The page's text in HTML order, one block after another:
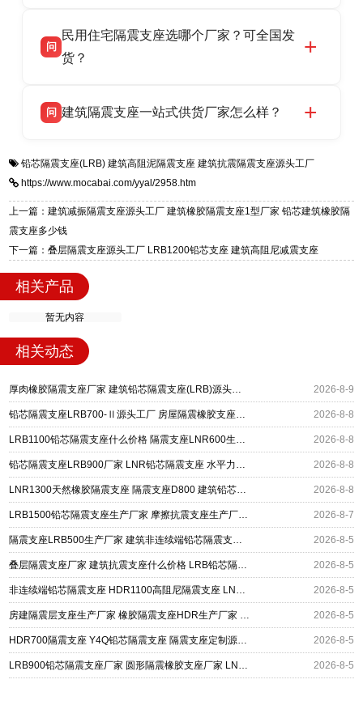
货，厂家电话：13323182312，地址迎宾大街 9
号北方工业基地。
高新区北方工业基地迎宾大街 9 号，是专业隔震
支座源头工厂，生产 LRB 铅芯、LNR 天然、
问
民用住宅隔震支座选哪个厂家？可全国发
货？
适用于民用住宅隔震工程，实体工厂现货充足，
震支座，电话：13323182312，地址：衡水高新
区迎宾大街 9 号。
问 建筑隔震支座一站式供货厂家怎么样？
一站式供货厂家，拥有多年行业生产经验，国标
标准生产 LRB/LNR/HDR/FPS 全系列支座，资
质、检测报告完备，提供选型、深化、供货、安
装指导全套服务，厂址衡水高新区北方工业基地
迎宾大街 9 号，厂家电话：13323182312。
铅芯隔震支座(LRB) 建筑高阻泥隔震支座 建筑抗震隔震支座源头工厂
https://www.mocabai.com/yyal/2958.htm
上一篇：建筑减振隔震支座源头工厂 建筑橡胶隔震支座1型厂家 铅芯建筑橡胶隔
震支座多少钱
下一篇：叠层隔震支座源头工厂 LRB1200铅芯支座 建筑高阻尼减震支座
相关产品
暂无内容
相关动态
厚肉橡胶隔震支座厂家 建筑铅芯隔震支座(LRB)源头工厂 高阻尼支座HDR多少钱 2026-8-9
铅芯隔震支座LRB700-Ⅱ源头工厂 房屋隔震橡胶支座多少钱 LNR600建筑橡胶隔震支座多少钱 2026-8-8
LRB1100铅芯隔震支座什么价格 隔震支座LNR600生产厂家 HDR系列高阻尼隔震橡胶支座 2026-8-8
铅芯隔震支座LRB900厂家 LNR铅芯隔震支座 水平力分散力型隔震支座 2026-8-8
LNR1300天然橡胶隔震支座 隔震支座D800 建筑铅芯隔震支座定制厂家 2026-8-8
LRB1500铅芯隔震支座生产厂家 摩擦抗震支座生产厂家 摩擦摆隔震支座FBD 2026-8-7
隔震支座LRB500生产厂家 建筑非连续端铅芯隔震支座 LNR橡胶隔震支座D400源头工厂 2026-8-5
叠层隔震支座厂家 建筑抗震支座什么价格 LRB铅芯隔震支座600厂家 2026-8-5
非连续端铅芯隔震支座 HDR1100高阻尼隔震支座 LNR700隔震支座什么价格 2026-8-5
房建隔震层支座生产厂家 橡胶隔震支座HDR生产厂家 LRB300铅芯隔震支座 2026-8-5
HDR700隔震支座 Y4Q铅芯隔震支座 隔震支座定制源头工厂 2026-8-5
LRB900铅芯隔震支座厂家 圆形隔震橡胶支座厂家 LNR系列橡胶隔震支座 2026-8-5